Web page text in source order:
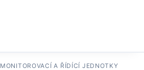
MONITOROVACÍ A ŘÍDÍCÍ JEDNOTKY